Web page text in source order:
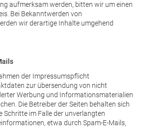
aufmerksam werden, bitten wir um einen
Bei Bekanntwerden von
wir derartige Inhalte umgehend
der Impressumspflicht
zur übersendung von nicht
Werbung und Informationsmaterialien
Die Betreiber der Seiten behalten sich
Schritte im Falle der unverlangten
etwa durch Spam-E-Mails,